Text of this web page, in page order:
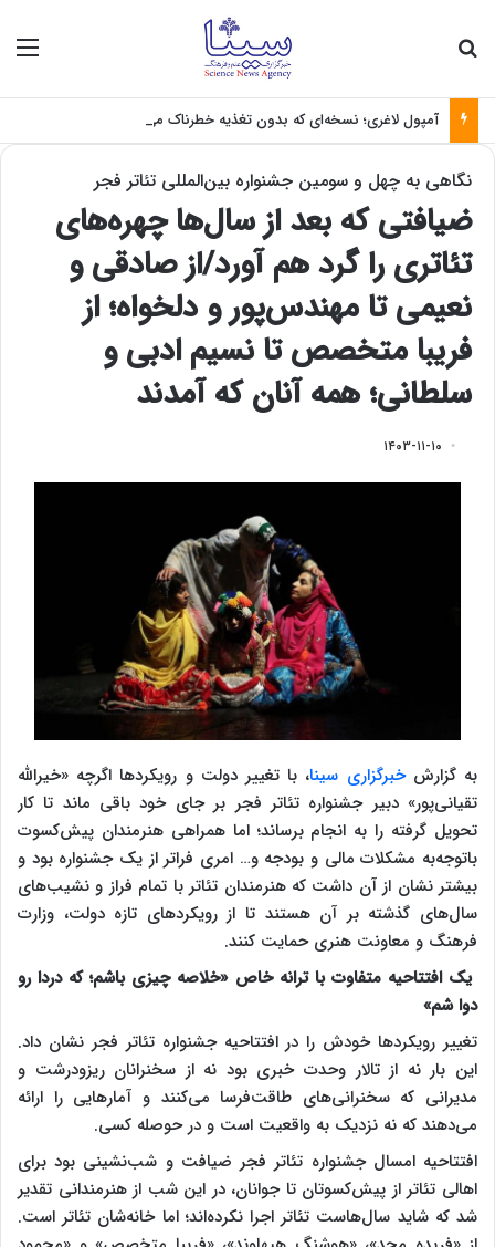
آمپول لاغری؛ نسخه‌ای که بدون تغذیه خطرناک می‌شود
نگاهی به چهل و سومین جشنواره بین‌المللی تئاتر فجر
ضیافتی که بعد از سال‌ها چهره‌های
تئاتری را گرد هم آورد/از صادقی و
نعیمی تا مهندس‌پور و دلخواه؛ از
فریبا متخصص تا نسیم ادبی و
سلطانی؛ همه آنان که آمدند
۱۴۰۳-۱۱-۱۰
به گزارشخبرگزاری سینا، با تغییر دولت و رویکردها اگرچه «خیرالله
تقیانی‌پور» دبیر جشنواره تئاتر فجر بر جای خود باقی ماند تا کار
تحویل گرفته را به انجام برساند؛ اما همراهی هنرمندان پیش‌کسوت
باتوجه‌به مشکلات مالی و بودجه و… امری فراتر از یک جشنواره بود و
بیشتر نشان از آن داشت که هنرمندان تئاتر با تمام فراز و نشیب‌های
سال‌های گذشته بر آن هستند تا از رویکردهای تازه دولت، وزارت
فرهنگ و معاونت هنری حمایت کنند.
یک افتتاحیه متفاوت با ترانه خاص «خلاصه چیزی باشم؛ که دردا رو
دوا شم»
تغییر رویکردها خودش را در افتتاحیه جشنواره تئاتر فجر نشان داد.
این بار نه از تالار وحدت خبری بود نه از سخنرانان ریزودرشت و
مدیرانی که سخنرانی‌های طاقت‌فرسا می‌کنند و آمارهایی را ارائه
می‌دهند که نه نزدیک به واقعیت است و در حوصله کسی.
افتتاحیه امسال جشنواره تئاتر فجر ضیافت و شب‌نشینی بود برای
اهالی تئاتر از پیش‌کسوتان تا جوانان، در این شب از هنرمندانی تقدیر
شد که شاید سال‌هاست تئاتر اجرا نکرده‌اند؛ اما خانه‌شان تئاتر است.